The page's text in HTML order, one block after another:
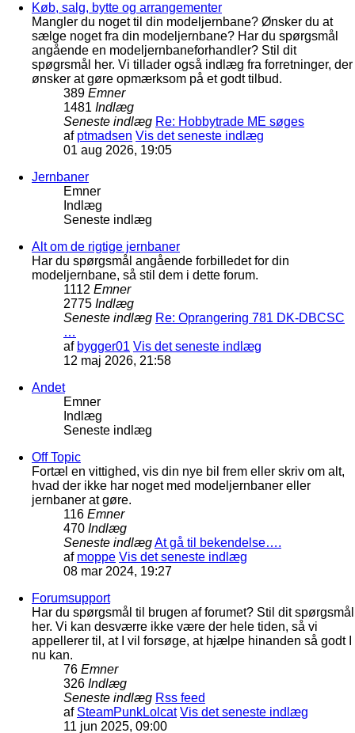
Køb, salg, bytte og arrangementer
Mangler du noget til din modeljernbane? Ønsker du at
sælge noget fra din modeljernbane? Har du spørgsmål
angående en modeljernbaneforhandler? Stil dit
spøgrsmål her. Vi tillader også indlæg fra forretninger, der
ønsker at gøre opmærksom på et godt tilbud.
389 Emner
1481 Indlæg
Seneste indlæg Re: Hobbytrade ME søges
af ptmadsen Vis det seneste indlæg
01 aug 2026, 19:05
Jernbaner
Emner
Indlæg
Seneste indlæg
Alt om de rigtige jernbaner
Har du spørgsmål angående forbilledet for din
modeljernbane, så stil dem i dette forum.
1112 Emner
2775 Indlæg
Seneste indlæg Re: Oprangering 781 DK-DBCSC
…
af bygger01 Vis det seneste indlæg
12 maj 2026, 21:58
Andet
Emner
Indlæg
Seneste indlæg
Off Topic
Fortæl en vittighed, vis din nye bil frem eller skriv om alt,
hvad der ikke har noget med modeljernbaner eller
jernbaner at gøre.
116 Emner
470 Indlæg
Seneste indlægAt gå til bekendelse….
af moppe Vis det seneste indlæg
08 mar 2024, 19:27
Forumsupport
Har du spørgsmål til brugen af forumet? Stil dit spørgsmål
her. Vi kan desværre ikke være der hele tiden, så vi
appellerer til, at I vil forsøge, at hjælpe hinanden så godt I
nu kan.
76 Emner
326 Indlæg
Seneste indlæg Rss feed
af SteamPunkLolcat Vis det seneste indlæg
11 jun 2025, 09:00